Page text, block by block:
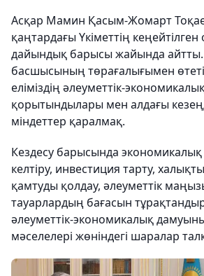
Асқар Мамин Қасым-Жомарт
қаңтардағы Үкіметтің
дайындық барысы жайында
басшысының төрағалығымен
еліміздің әлеуметтік-
қорытындылары мен алдағы
міндеттер қаралмақ.
Кездесу барысында экономикалық
келтіру, инвестиция тарту,
қамтуды қолдау, әлеуметтік
тауарлардың бағасын
әлеуметтік-экономикалық
мәселелері жөніндегі шаралар